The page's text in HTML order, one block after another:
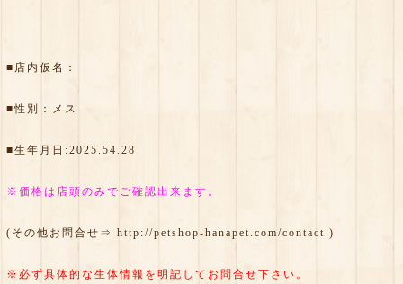
■店内仮名：
■性別：メス
■生年月日:2025.54.28
※価格は店頭のみでご確認出来ます。
(その他お問合せ⇒ http://petshop-hanapet.com/contact )
※必ず具体的な生体情報を明記してお問合せ下さい。